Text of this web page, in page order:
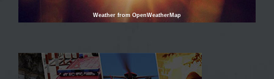
Weather from OpenWeatherMap